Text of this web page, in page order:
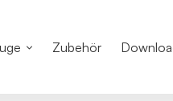
Zubehör